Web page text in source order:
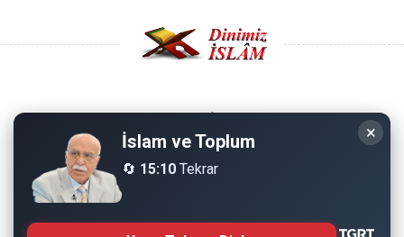
Copyright © 2008 - Dinimiz İslam. Her Hakkı Saklıdır.
Sitemizdeki bilgiler, bütün insanların istifadesi için
hazırlanmıştır. Orijinaline sadık kalmak şartıyla, izin
almaya gerek kalmadan, herkes istediği gibi alıp istifade
edebilir.
×
İslam ve Toplum
🔄 15:10 Tekrar